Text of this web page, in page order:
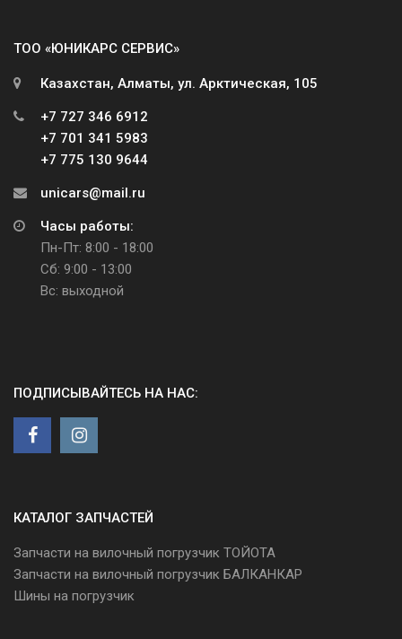
ТОО «ЮНИКАРС СЕРВИС»
Казахстан, Алматы, ул. Арктическая, 105
+7 727 346 6912
+7 701 341 5983
+7 775 130 9644
unicars@mail.ru
Часы работы:
Пн-Пт: 8:00 - 18:00
Сб: 9:00 - 13:00
Вс: выходной
ПОДПИСЫВАЙТЕСЬ НА НАС:
КАТАЛОГ ЗАПЧАСТЕЙ
Запчасти на вилочный погрузчик ТОЙОТА
Запчасти на вилочный погрузчик БАЛКАНКАР
Шины на погрузчик